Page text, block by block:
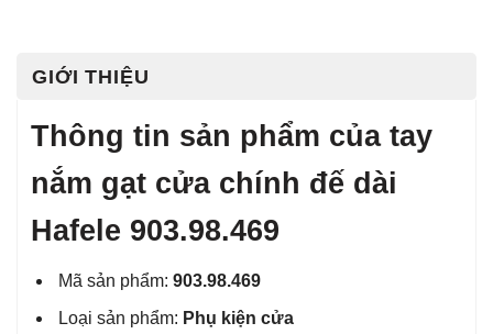
GIỚI THIỆU
Thông tin sản phẩm của tay
nắm gạt cửa chính đế dài
Hafele 903.98.469
Mã sản phẩm: 903.98.469
Loại sản phẩm: Phụ kiện cửa